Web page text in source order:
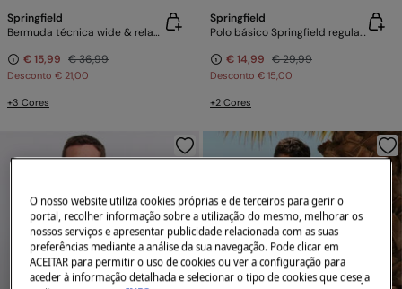
Springfield
Bermuda técnica wide & relaxed fit
€ 15,99 € 36,99
Desconto € 21,00
+3 Cores
Springfield
Polo básico Springfield regular fit
€ 14,99 € 29,99
Desconto € 15,00
+2 Cores
O nosso website utiliza cookies próprias e de terceiros para gerir o
portal, recolher informação sobre a utilização do mesmo, melhorar os
nossos serviços e apresentar publicidade relacionada com as suas
preferências mediante a análise da sua navegação. Pode clicar em
ACEITAR para permitir o uso de cookies ou ver a configuração para
aceder à informação detalhada e selecionar o tipo de cookies que deseja